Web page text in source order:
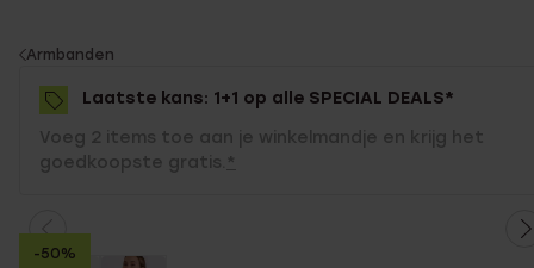
You
are
here:
Armbanden
Laatste kans: 1+1 op alle SPECIAL DEALS*
Voeg 2 items toe aan je winkelmandje en krijg het
goedkoopste gratis. *
-50%